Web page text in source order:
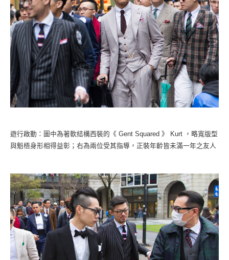
遊行啟動：圖中為著軟結構西裝的《 Gent Squared 》 Kurt ，略寬版型
與魁梧身形相得益彰；右為兩位受其指導，正裝年齡皆未滿一年之友人